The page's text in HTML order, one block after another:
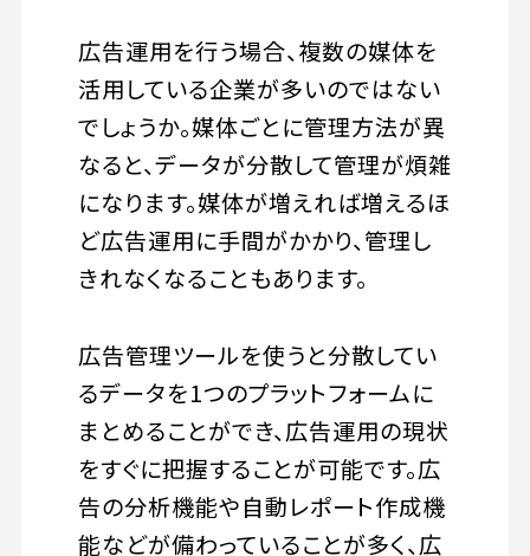
広告運用を行う場合、複数の媒体を
活用している企業が多いのではない
でしょうか。媒体ごとに管理方法が異
なると、データが分散して管理が煩雑
になります。媒体が増えれば増えるほ
ど広告運用に手間がかかり、管理し
きれなくなることもあります。
広告管理ツールを使うと分散してい
るデータを1つのプラットフォームに
まとめることができ、広告運用の現状
をすぐに把握することが可能です。広
告の分析機能や自動レポート作成機
能などが備わっていることが多く、広